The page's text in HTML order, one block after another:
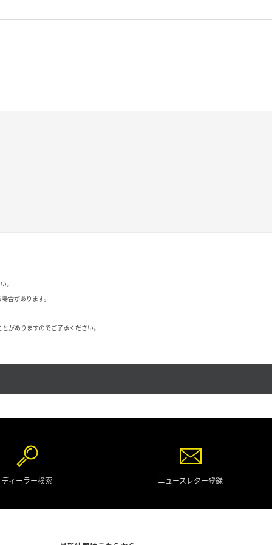
。
合があります。
がありますのでご了承ください。
ディーラー検索 ニュースレター登録